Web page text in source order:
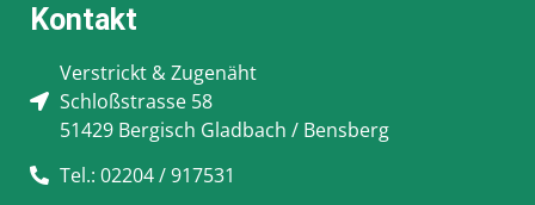
Kontakt
Verstrickt & Zugenäht
Schloßstrasse 58
51429 Bergisch Gladbach / Bensberg
Tel.: 02204 / 917531